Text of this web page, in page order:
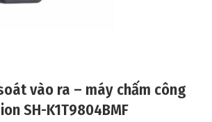
vào ra – máy chấm công
SH-K1T9804BMF